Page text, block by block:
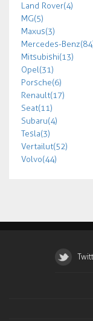
Land Rover (4)
MG (5)
Maxus (3)
Mercedes-Benz
Mitsubishi (13)
Opel (31)
Porsche (6)
Renault (17)
Seat (11)
Subaru (4)
Tesla (3)
Vertailut (52)
Volvo (44)